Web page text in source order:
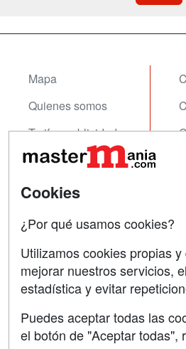
Mapa
Quienes somos
Tarifas publicidad
Acceso Usuarios
Acceso Centros
Contactar
Confidencialidad
Aviso legal
Copyleft
Cookies
¿Por qué usamos cookies?
Utilizamos cookies propias
mejorar nuestros servicios,
estadística y evitar
Puedes aceptar todas las
el botón de "Aceptar todas",